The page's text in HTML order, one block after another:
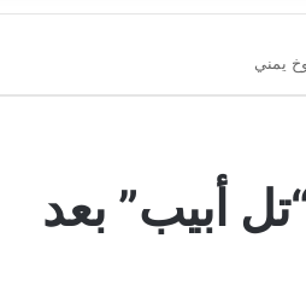
يمني
أبيب” بعد